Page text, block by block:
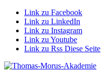
Link zu Facebook
Link zu LinkedIn
Link zu Instagram
Link zu Youtube
Link zu Rss Diese Seite